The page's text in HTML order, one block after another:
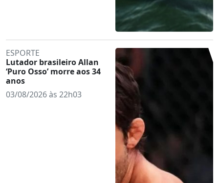
ESPORTE
Lutador brasileiro Allan
‘Puro Osso’ morre aos 34
anos
03/08/2026 às 22h03